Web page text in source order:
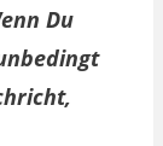
Du